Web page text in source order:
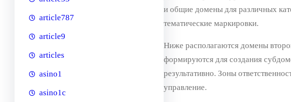
article787
article9
articles
asino1
asino1c
и общие домены для различных
тематические маркировки.
Ниже располагаются домены
формируются для создания
результативно. Зоны
управление.